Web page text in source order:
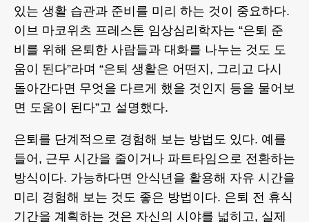
있는 생활 습관과 준비를 미리 하는 것이 중요하다.
이브 마코위츠 프레스톤 임상심리학자는 “은퇴 준
비를 위해 은퇴한 사람들과 대화를 나누는 것도 도
움이 된다”라며 “은퇴 생활은 어떤지, 그리고 다시
돌아간다면 무엇을 다르게 했을 것인지 등을 물어보
면 도움이 된다”고 설명했다.
은퇴를 단계적으로 경험해 보는 방법도 있다. 예를
들어, 근무 시간을 줄이거나 파트타임으로 전환하는
방식이다. 가능하다면 안식년을 활용해 자유 시간을
미리 경험해 보는 것도 좋은 방법이다. 은퇴 전 휴식
기간을 계획하는 것은 자신의 시야를 넓히고, 실제